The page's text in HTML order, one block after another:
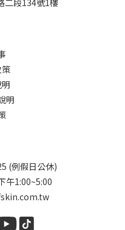
二段134號1樓
明
(例假日公休)
午1:00~5:00